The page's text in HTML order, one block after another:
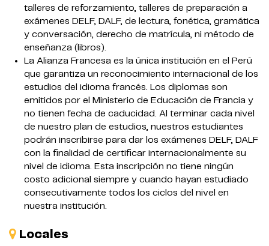
talleres de reforzamiento, talleres de preparación a
exámenes DELF, DALF, de lectura, fonética, gramática
y conversación, derecho de matrícula, ni método de
enseñanza (libros).
La Alianza Francesa es la única institución en el Perú
que garantiza un reconocimiento internacional de los
estudios del idioma francés. Los diplomas son
emitidos por el Ministerio de Educación de Francia y
no tienen fecha de caducidad. Al terminar cada nivel
de nuestro plan de estudios, nuestros estudiantes
podrán inscribirse para dar los exámenes DELF, DALF
con la finalidad de certificar internacionalmente su
nivel de idioma. Esta inscripción no tiene ningún
costo adicional siempre y cuando hayan estudiado
consecutivamente todos los ciclos del nivel en
nuestra institución.
Locales